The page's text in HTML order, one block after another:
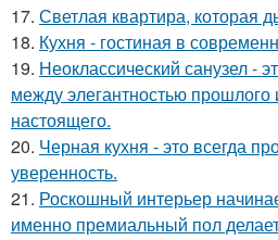
17. Светлая квартира, которая
18. Кухня - гостиная в
19. Неоклассический санузел -
между элегантностью
настоящего.
20. Черная кухня - это всегда
уверенность.
21. Роскошный интерьер
именно премиальный пол